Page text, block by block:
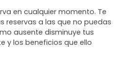
en cualquier momento. Te
reservas a las que no puedas
ausente disminuye tus
y los beneficios que ello